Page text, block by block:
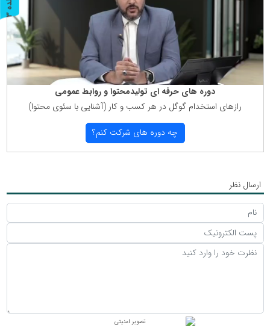
دوره های حرفه ای تولیدمحتوا و روابط عمومی
رازهای استخدام گوگل در هر كسب و كار (آشنایی با سئوی محتوا)
چه دوره های شركت كنم؟
ارسال نظر
ر
و
ن
د
ه